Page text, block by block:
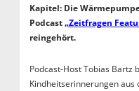
Kapitel: Die
Podcast„Zeitfragen
reingehört.
Podcast-Host Tobias Bartz
Kindheitserinnerungen aus